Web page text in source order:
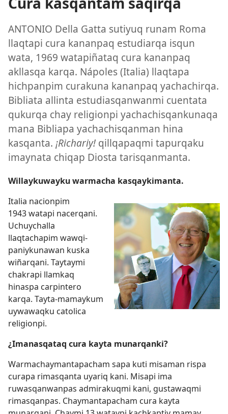
ANTONIO Della Gatta sutiyuq runam Roma
llaqtapi cura kananpaq estudiarqa isqun
wata, 1969 watapiñataq cura kananpaq
akllasqa karqa. Nápoles (Italia) llaqtapa
hichpanpim curakuna kananpaq yachachirqa.
Bibliata allinta estudiasqanwanmi cuentata
qukurqa chay religionpi yachachisqankunaqa
mana Bibliapa yachachisqanman hina
kasqanta. ¡Richariy! qillqapaqmi tapurqaku
imaynata chiqap Diosta tarisqanmanta.
Willaykuwayku warmacha kasqaykimanta.
Italia nacionpim
1943 watapi nacerqani.
Uchuychalla
llaqtachapim wawqi-
paniykunawan kuska
wiñarqani. Taytaymi
chakrapi llamkaq
hinaspa carpintero
karqa. Tayta-mamaykum
uywawaqku catolica
religionpi.
¿Imanasqataq cura kayta munarqanki?
Warmachaymantapacham sapa kuti misaman rispa
curapa rimasqanta uyariq kani. Misapi ima
ruwasqanwanpas admirakuqmi kani, gustawaqmi
rimasqanpas. Chaymantapacham cura kayta